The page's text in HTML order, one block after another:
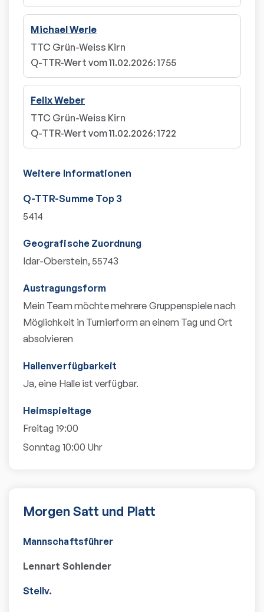
Michael Werle
TTC Grün-Weiss Kirn
Q-TTR-Wert vom 11.02.2026: 1755
Felix Weber
TTC Grün-Weiss Kirn
Q-TTR-Wert vom 11.02.2026: 1722
Weitere Informationen
Q-TTR-Summe Top 3
5414
Geografische Zuordnung
Idar-Oberstein, 55743
Austragungsform
Mein Team möchte mehrere Gruppenspiele nach
Möglichkeit in Turnierform an einem Tag und Ort
absolvieren
Hallenverfügbarkeit
Ja, eine Halle ist verfügbar.
Heimspieltage
Freitag 19:00
Sonntag 10:00 Uhr
Morgen Satt und Platt
Mannschaftsführer
Lennart Schlender
Stellv.